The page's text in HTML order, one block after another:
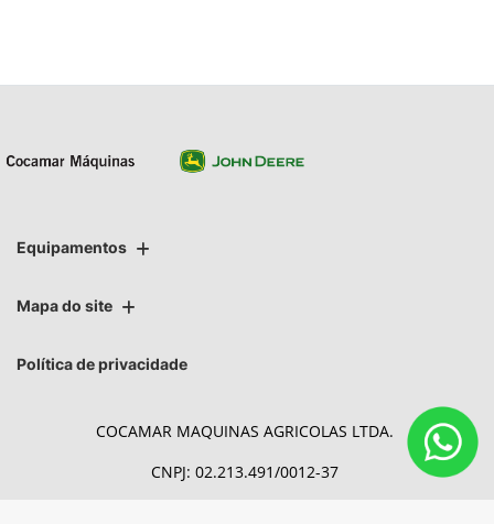
Equipamentos
Mapa do site
Política de privacidade
COCAMAR MAQUINAS AGRICOLAS LTDA.
CNPJ: 02.213.491/0012-37